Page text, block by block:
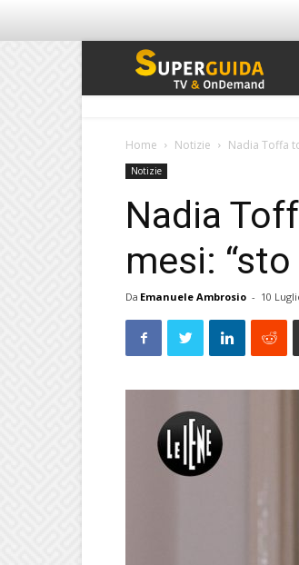
Home Notizie Nadia Toffa
Notizie
Nadia
mesi:
Da Emanuele Ambrosio - 10